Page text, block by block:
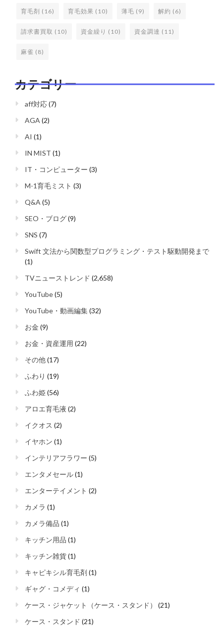
育毛剤 (16) 育毛効果 (10) 薄毛 (9) 解約 (6)
請求書買取 (10) 資金繰り (10) 資金調達 (11)
麻雀 (8)
カテゴリー
aff対応(7)
AGA (2)
AI (1)
IN MIST (1)
IT・コンピューター (3)
M-1育毛ミスト (3)
Q&A (5)
SEO・ブログ(9)
SNS (7)
Swift 文法から関数型プログラミング・テスト駆動開発まで
(1)
TVニューストレンド (2,658)
YouTube(5)
YouTube・動画編集(32)
お金 (9)
お金・資産運用 (22)
その他(17)
ふわり (19)
ふわ姫 (56)
アロエ育毛液 (2)
イクオス (2)
イヤホン (1)
インテリアフラワー (5)
エンタメセール(1)
エンターテイメント (2)
カメラ (1)
カメラ備品 (1)
キッチン用品 (1)
キッチン雑貨(1)
キャピキシル育毛剤 (1)
ギャグ・コメディ (1)
ケース・ジャケット（ケース・スタンド）
(21)
ケース・スタンド (21)